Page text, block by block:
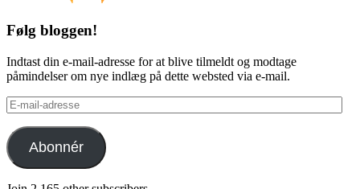
Følg bloggen!
Indtast din e-mail-adresse for at blive tilmeldt og modtage
påmindelser om nye indlæg på dette websted via e-mail.
E-
mail-
adresse
Abonnér